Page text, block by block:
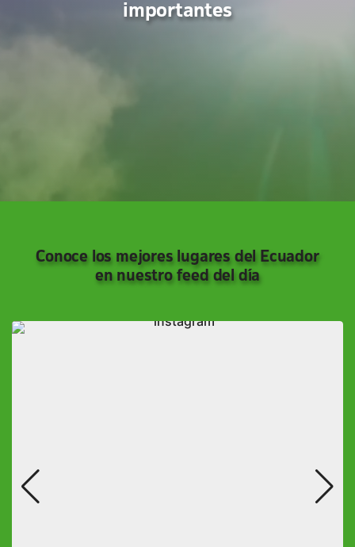
importantes
Conoce los mejores lugares del Ecuador
en nuestro feed del día